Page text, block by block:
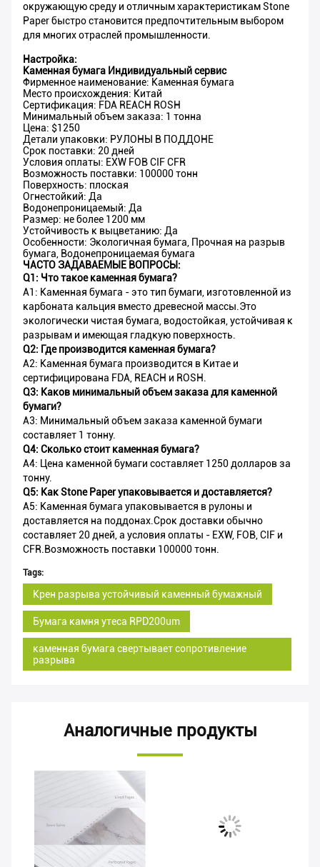
окружающую среду и отличным характеристикам Stone
Paper быстро становится предпочтительным выбором
для многих отраслей промышленности.
Настройка:
Каменная бумага Индивидуальный сервис
Фирменное наименование: Каменная бумага
Место происхождения: Китай
Сертификация: FDA REACH ROSH
Минимальный объем заказа: 1 тонна
Цена: $1250
Детали упаковки: РУЛОНЫ В ПОДДОНЕ
Срок поставки: 20 дней
Условия оплаты: EXW FOB CIF CFR
Возможность поставки: 100000 тонн
Поверхность: плоская
Огнестойкий: Да
Водонепроницаемый: Да
Размер: не более 1200 мм
Устойчивость к выцветанию: Да
Особенности: Экологичная бумага, Прочная на разрыв
бумага, Водонепроницаемая бумага
ЧАСТО ЗАДАВАЕМЫЕ ВОПРОСЫ:
Q1: Что такое каменная бумага?
A1: Каменная бумага - это тип бумаги, изготовленной из
карбоната кальция вместо древесной массы.Это
экологически чистая бумага, водостойкая, устойчивая к
разрывам и имеющая гладкую поверхность.
Q2: Где производится каменная бумага?
A2: Каменная бумага производится в Китае и
сертифицирована FDA, REACH и ROSH.
Q3: Каков минимальный объем заказа для каменной
бумаги?
A3: Минимальный объем заказа каменной бумаги
составляет 1 тонну.
Q4: Сколько стоит каменная бумага?
A4: Цена каменной бумаги составляет 1250 долларов за
тонну.
Q5: Как Stone Paper упаковывается и доставляется?
A5: Каменная бумага упаковывается в рулоны и
доставляется на поддонах.Срок доставки обычно
составляет 20 дней, а условия оплаты - EXW, FOB, CIF и
CFR.Возможность поставки 100000 тонн.
Tags:
Крен разрыва устойчивый каменный бумажный
Бумага камня утеса RPD200um
каменная бумага свертывает сопротивление
разрыва
Аналогичные продукты